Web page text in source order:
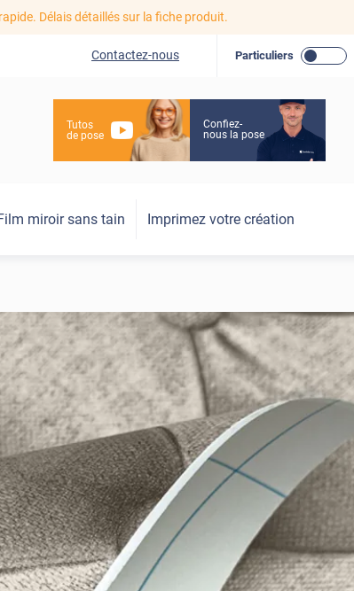
Délais détaillés sur la fiche produit.
Contactez-nous Particuliers
Tutos
de pose
Confiez-
nous la pose
miroir sans tain Imprimez votre création